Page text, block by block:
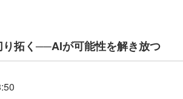
り拓く──AIが可能性を解き放つ